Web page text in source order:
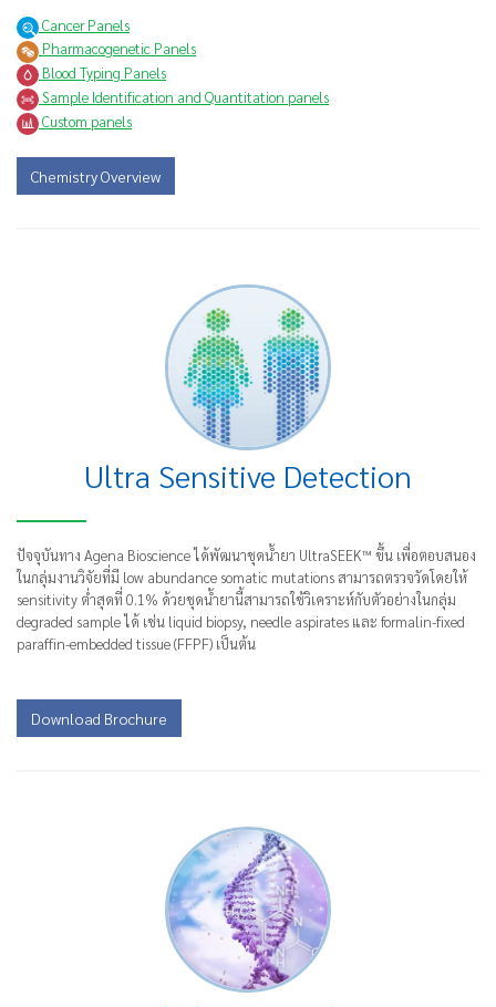
Cancer Panels
Pharmacogenetic Panels
Blood Typing Panels
Sample Identification and Quantitation panels
Custom panels
Chemistry Overview
Ultra Sensitive Detection
ปัจจุบันทาง Agena Bioscience ได้พัฒนาชุดน้ำยา UltraSEEK™ ขึ้น เพื่อตอบสนอง
ในกลุ่มงานวิจัยที่มี low abundance somatic mutations สามารถตรวจวัดโดยให้
sensitivity ต่ำสุดที่ 0.1% ด้วยชุดน้ำยานี้สามารถใช้วิเคราะห์กับตัวอย่างในกลุ่ม
degraded sample ได้ เช่น liquid biopsy, needle aspirates และ formalin-fixed
paraffin-embedded tissue (FFPF) เป็นต้น
Download Brochure